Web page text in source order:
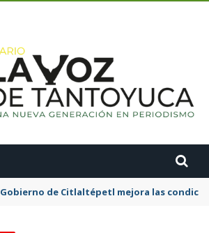
Gobierno de Citlaltépetl mejora las